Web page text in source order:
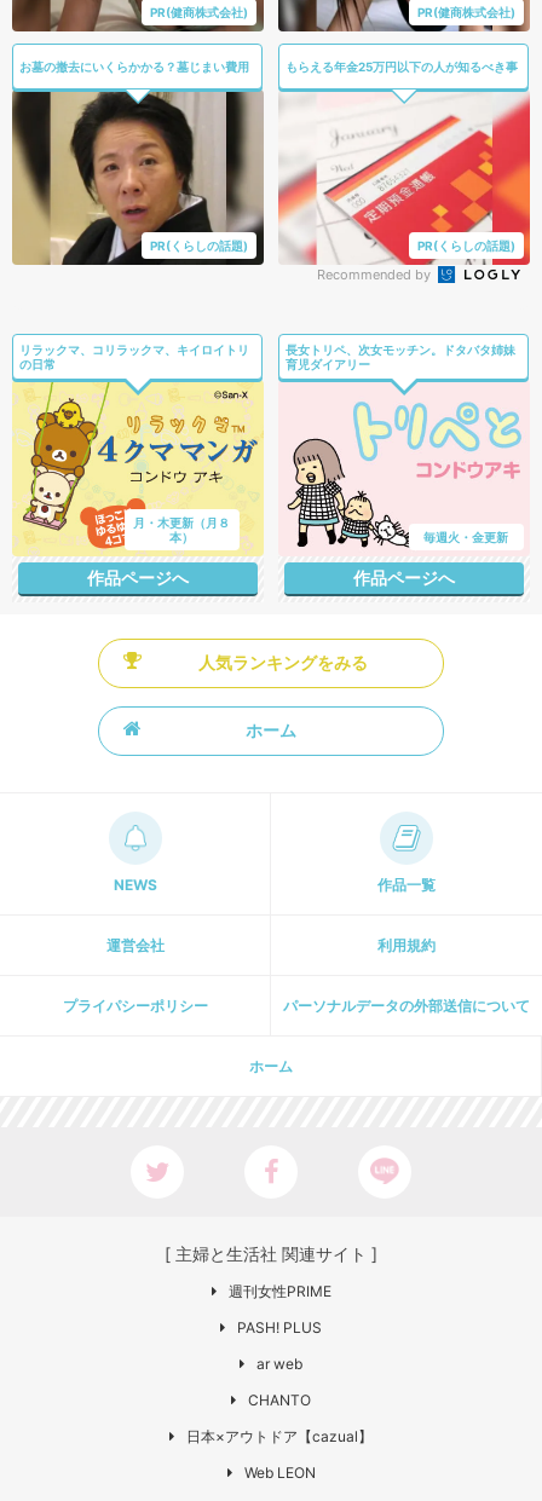
PR(健商株式会社) PR(健商株式会社)
お墓の撤去にいくらかかる？墓じまい費用
PR(くらしの話題)
もらえる年金25万円以下の人が知るべき事
PR(くらしの話題)
Recommended by
リラックマ、コリラックマ、キイロイトリ
の日常
月・木更新（月８
本）
作品ページへ
長女トリペ、次女モッチン。ドタバタ姉妹
育児ダイアリー
毎週火・金更新
作品ページへ
人気ランキングをみる
ホーム
NEWS 作品一覧
運営会社 利用規約
プライパシーポリシー パーソナルデータの外部送信について
ホーム
[ 主婦と生活社 関連サイト ]
週刊女性PRIME
PASH! PLUS
ar web
CHANTO
日本×アウトドア【cazual】
Web LEON